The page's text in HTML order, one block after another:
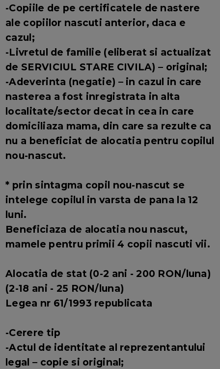
-Copiile de pe certificatele de nastere
ale copiilor nascuti anterior, daca e
cazul;
-Livretul de familie (eliberat si actualizat
de SERVICIUL STARE CIVILA) – original;
-Adeverinta (negatie) – in cazul in care
nasterea a fost inregistrata in alta
localitate/sector decat in cea in care
domiciliaza mama, din care sa rezulte ca
nu a beneficiat de alocatia pentru copilul
nou-nascut.
* prin sintagma copil nou-nascut se
intelege copilul in varsta de pana la 12
luni.
Beneficiaza de alocatia nou nascut,
mamele pentru primii 4 copii nascuti vii.
Alocatia de stat (0-2 ani - 200 RON/luna)
(2-18 ani - 25 RON/luna)
Legea nr 61/1993 republicata
-Cerere tip
-Actul de identitate al reprezentantului
legal – copie si original;